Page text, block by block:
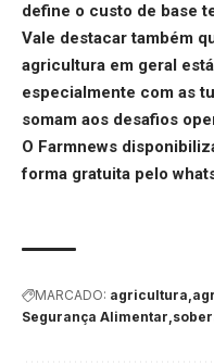
define o custo de base
Vale destacar também
agricultura em geral
especialmente com as
somam aos desafios
O Farmnews
forma gratuita pelo
MARCADO: agricultura
Segurança Alimentar